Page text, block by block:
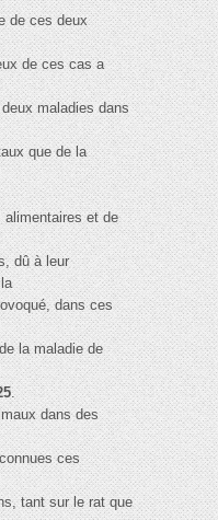
de ces deux
de ces cas a
maladies dans
que de la
alimentaires et de
dû à leur
dans ces
la maladie de
.
dans des
ces
tant sur le rat que